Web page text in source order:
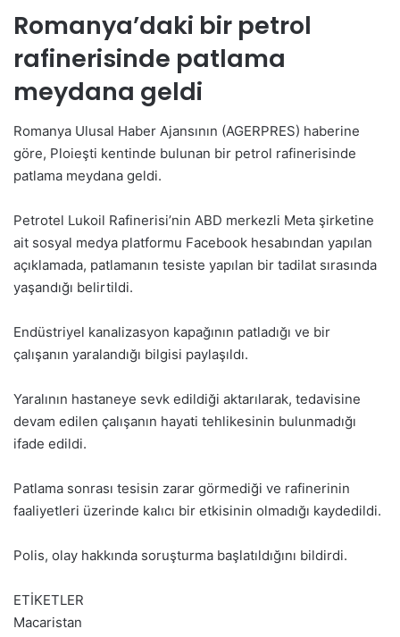
Romanya’daki bir petrol
rafinerisinde patlama
meydana geldi
Romanya Ulusal Haber Ajansının (AGERPRES) haberine
göre, Ploieşti kentinde bulunan bir petrol rafinerisinde
patlama meydana geldi.
Petrotel Lukoil Rafinerisi’nin ABD merkezli Meta şirketine
ait sosyal medya platformu Facebook hesabından yapılan
açıklamada, patlamanın tesiste yapılan bir tadilat sırasında
yaşandığı belirtildi.
Endüstriyel kanalizasyon kapağının patladığı ve bir
çalışanın yaralandığı bilgisi paylaşıldı.
Yaralının hastaneye sevk edildiği aktarılarak, tedavisine
devam edilen çalışanın hayati tehlikesinin bulunmadığı
ifade edildi.
Patlama sonrası tesisin zarar görmediği ve rafinerinin
faaliyetleri üzerinde kalıcı bir etkisinin olmadığı kaydedildi.
Polis, olay hakkında soruşturma başlatıldığını bildirdi.
ETİKETLER
Macaristan